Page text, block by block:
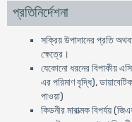
প্রতিনির্দেশনা
সক্রিয় উপাদানের প্রতি
ক্ষেত্রে।
যেকোনো ধরনের বিপাকীয়
এর পরিমাণ বৃদ্ধি),
পাওয়া)
কিডনীর মারাত্মক বিপর্যয়